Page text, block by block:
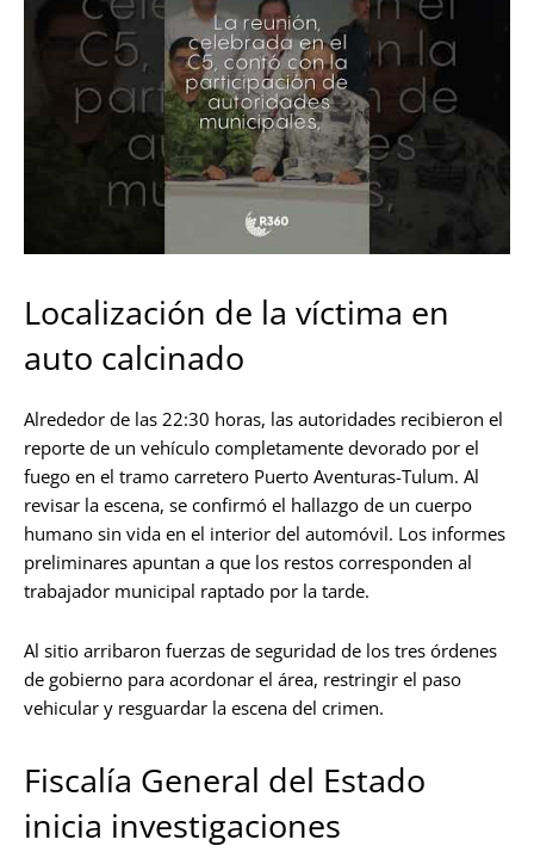
Localización de la víctima en
auto calcinado
Alrededor de las 22:30 horas, las autoridades recibieron el
reporte de un vehículo completamente devorado por el
fuego en el tramo carretero Puerto Aventuras-Tulum. Al
revisar la escena, se confirmó el hallazgo de un cuerpo
humano sin vida en el interior del automóvil. Los informes
preliminares apuntan a que los restos corresponden al
trabajador municipal raptado por la tarde.
Al sitio arribaron fuerzas de seguridad de los tres órdenes
de gobierno para acordonar el área, restringir el paso
vehicular y resguardar la escena del crimen.
Fiscalía General del Estado
inicia investigaciones